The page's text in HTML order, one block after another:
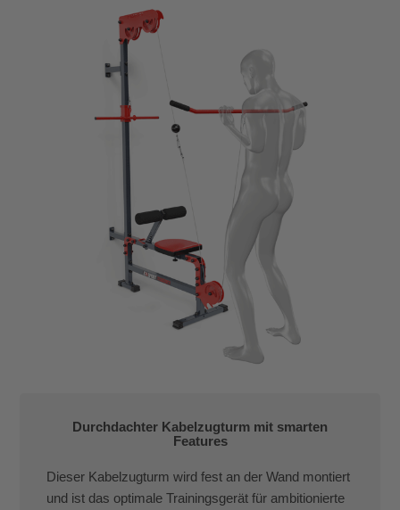
Durchdachter Kabelzugturm mit smarten
Features
Dieser Kabelzugturm wird fest an der Wand montiert
und ist das optimale Trainingsgerät für ambitionierte